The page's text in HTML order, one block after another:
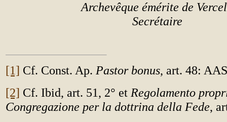
Archevêque émérite de
Secrétaire
[1] Cf. Const. Ap. Pastor bonus, art. 48:
[2] Cf. Ibid, art. 51, 2° et Regolamento
Congregazione per la dottrina della Fede,